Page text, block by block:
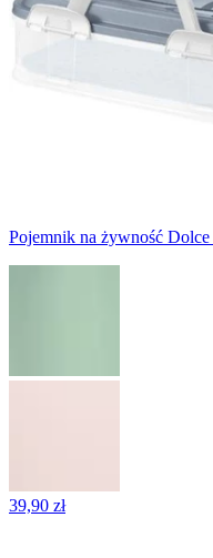
Pojemnik na żywność
39,90 zł